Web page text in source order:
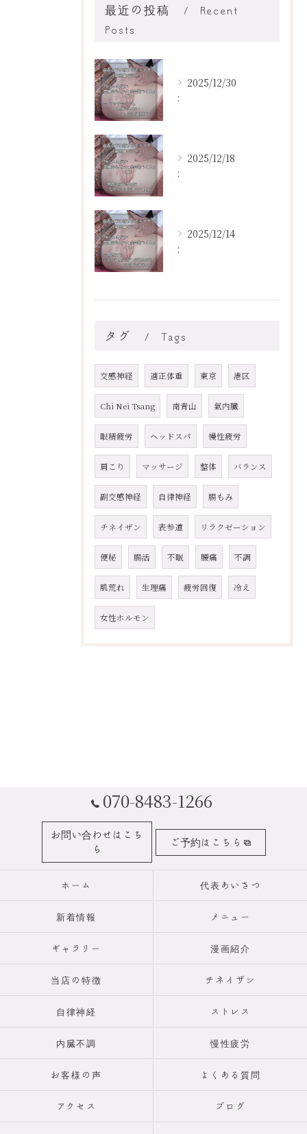
最近の投稿
Recent
Posts
2025/12/30
:
2025/12/18
:
2025/12/14
:
タグ Tags
交感神経 適正体重 東京 港区
Chi Nei Tsang 南青山 氣内臓
眼精疲労 ヘッドスパ 慢性疲労
肩こり マッサージ 整体 バランス
副交感神経 自律神経 腸もみ
チネイザン 表参道 リラクゼーション
便秘 腸活 不眠 腰痛 不調
肌荒れ 生理痛 疲労回復 冷え
女性ホルモン
070-8483-1266
お問い合わせはこち
ら
ご予約はこちら
ホーム 代表あいさつ
新着情報 メニュー
ギャラリー 漫画紹介
当店の特徴 チネイザン
自律神経 ストレス
内臓不調 慢性疲労
お客様の声 よくある質問
アクセス ブログ